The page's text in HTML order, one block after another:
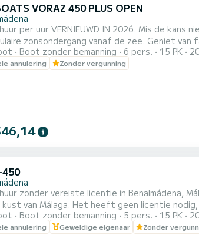
VORAZ 450 PLUS OPEN
per uur VERNIEUWD IN 2026. Mis de
vanaf de zee. Geniet van familie en vrienden met de rust die varen en de zee je bieden. Perfect om
met familie of vrienden. Voraz 450 Plus van 4,50 meter lengte met een motor van 15/40pk en capaciteit
De snelste boot in zijn categorie met
Boot zonder bemanning 6 pers. 15 PK
annulering Zonder vergunning
450
zonder vereiste licentie in Benalmádena,
kust van Málaga. Het heeft geen licentie
kuip. Voorzien van een zonnedek
reddingsvesten voor vier personen.
Boot zonder bemanning 5 pers. 15 PK
annulering Geweldige eigenaar Zonder